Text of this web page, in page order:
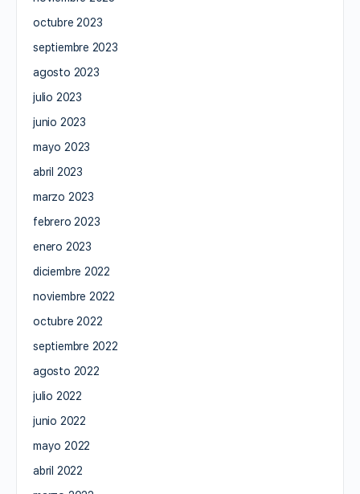
octubre 2023
septiembre 2023
agosto 2023
julio 2023
junio 2023
mayo 2023
abril 2023
marzo 2023
febrero 2023
enero 2023
diciembre 2022
noviembre 2022
octubre 2022
septiembre 2022
agosto 2022
julio 2022
junio 2022
mayo 2022
abril 2022